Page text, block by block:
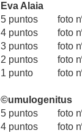
Eva Alaia
5 puntos foto
4 puntos foto
3 puntos foto
2 puntos foto
1 punto foto
©umulogenitus
5 puntos foto
4 puntos foto